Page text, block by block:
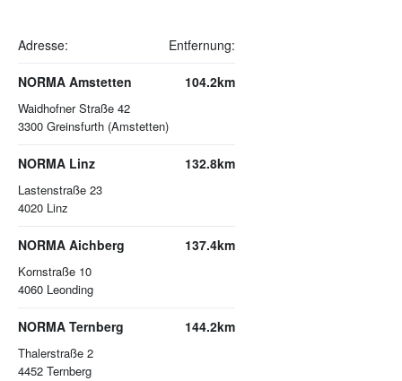
Adresse: Entfernung:
NORMA Amstetten
Waidhofner Straße 42
3300 Greinsfurth (Amstetten)
104.2km
NORMA Linz
Lastenstraße 23
4020 Linz
132.8km
NORMA Aichberg
Kornstraße 10
4060 Leonding
137.4km
NORMA Ternberg
Thalerstraße 2
4452 Ternberg
144.2km